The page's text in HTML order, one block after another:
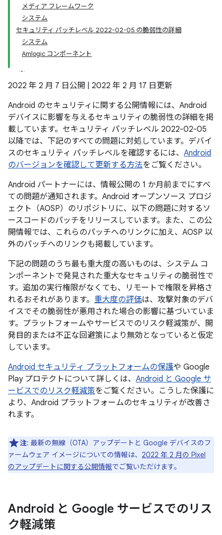
メディア フレームワーク
システム
セキュリティ パッチレベル 2022-02-05 の脆弱性の詳細
システム
Amlogic コンポーネント
2022 年 2 月 7 日公開 | 2022 年 2 月 17 日更新
Android のセキュリティに関する公開情報には、Android
デバイスに影響を与えるセキュリティの脆弱性の詳細を掲
載しています。セキュリティ パッチレベル 2022-02-05
以降では、下記のすべての問題に対処しています。デバイ
スのセキュリティ パッチレベルを確認するには、 Android
のバージョンを確認して更新する方法をご覧ください。
Android パートナーには、情報公開の 1 か月前までにすべ
ての問題が通知されます。Android オープンソース プロジ
ェクト（AOSP）のリポジトリに、以下の問題に対するソ
ースコードのパッチをリリースしています。また、この公
開情報では、これらのパッチへのリンクに加え、AOSP 以
外のパッチへのリンクも掲載しています。
下記の問題のうち最も重大度の高いものは、システム コ
ンポーネントで発見された重大なセキュリティの脆弱性で
す。追加の実行権限がなくても、リモートで権限を昇格さ
れるおそれがあります。 重大度の評価は、攻撃対象のデバ
イスでその脆弱性が悪用された場合の影響に基づいていま
す。プラットフォームやサービスでのリスク軽減策が、開
発目的または不正な回避策により無効となっていると仮定
しています。
Android セキュリティ プラットフォームの保護や Google
Play プロテクトについて詳しくは、 Android と Google サ
ービスでのリスク軽減策をご覧ください。こうした保護に
より、Android プラットフォームのセキュリティが改善さ
れます。
注: 最新の無線（OTA）アップデートと Google デバイスのフ
ァームウェア イメージについての情報は、 2022 年 2 月の Pixel
のアップデートに関する公開情報でご覧いただけます。
Android と Google サービスでのリス
ク軽減策